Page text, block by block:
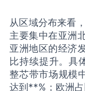
从区域分布来看
主要集中在亚洲
亚洲地区的经济
比持续提升。具
整芯带市场规模
达到**%；欧洲占